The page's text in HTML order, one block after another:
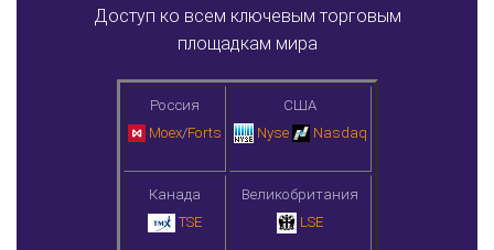
Доступ ко всем ключевым торговым
площадкам мира
Россия
Moex/Forts
США
Nyse
Nasdaq
Канада
TSE
Великобритания
LSE